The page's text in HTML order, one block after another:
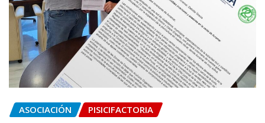
ASOCIACIÓN PISICIFACTORIA